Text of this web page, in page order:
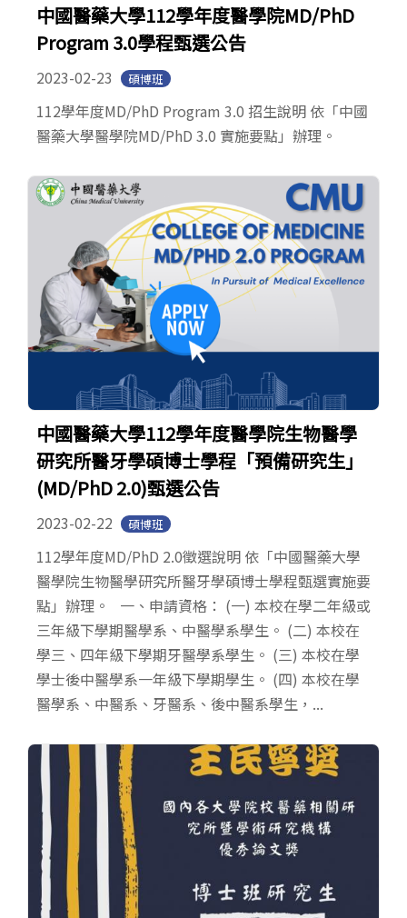
中國醫藥大學112學年度醫學院MD/PhD
Program 3.0學程甄選公告
2023-02-23 碩博班
112學年度MD/PhD Program 3.0 招生說明 依「中國
醫藥大學醫學院MD/PhD 3.0 實施要點」辦理。
中國醫藥大學112學年度醫學院生物醫學
研究所醫牙學碩博士學程「預備研究生」
(MD/PhD 2.0)甄選公告
2023-02-22 碩博班
112學年度MD/PhD 2.0徵選說明 依「中國醫藥大學
醫學院生物醫學研究所醫牙學碩博士學程甄選實施要
點」辦理。 一、申請資格： (一) 本校在學二年級或
三年級下學期醫學系、中醫學系學生。 (二) 本校在
學三、四年級下學期牙醫學系學生。 (三) 本校在學
學士後中醫學系一年級下學期學生。 (四) 本校在學
醫學系、中醫系、牙醫系、後中醫系學生，...